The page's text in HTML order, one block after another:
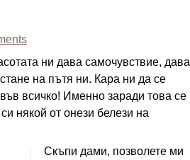
ни дава самочувствие, дава
на пътя ни. Кара ни да се
всичко! Именно заради това се
някой от онези белези на
Скъпи дами, позволете ми